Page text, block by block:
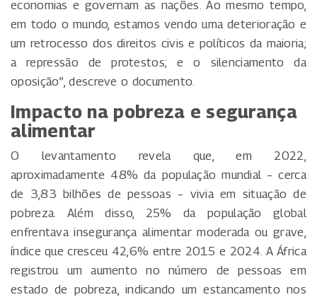
economias e governam as nações. Ao mesmo tempo,
em todo o mundo, estamos vendo uma deterioração e
um retrocesso dos direitos civis e políticos da maioria;
a repressão de protestos; e o silenciamento da
oposição”, descreve o documento.
Impacto na pobreza e segurança
alimentar
O levantamento revela que, em 2022,
aproximadamente 48% da população mundial – cerca
de 3,83 bilhões de pessoas – vivia em situação de
pobreza. Além disso, 25% da população global
enfrentava insegurança alimentar moderada ou grave,
índice que cresceu 42,6% entre 2015 e 2024. A África
registrou um aumento no número de pessoas em
estado de pobreza, indicando um estancamento nos